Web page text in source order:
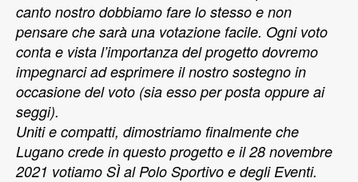
canto nostro dobbiamo fare lo stesso e non
pensare che sarà una votazione facile. Ogni voto
conta e vista l’importanza del progetto dovremo
impegnarci ad esprimere il nostro sostegno in
occasione del voto (sia esso per posta oppure ai
seggi).
Uniti e compatti, dimostriamo finalmente che
Lugano crede in questo progetto e il 28 novembre
2021 votiamo SÌ al Polo Sportivo e degli Eventi.